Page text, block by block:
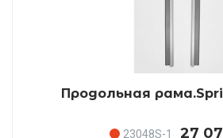
Продольная
23048S-1 27